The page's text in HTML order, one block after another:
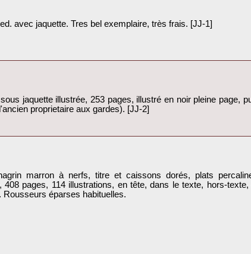
avec jaquette. Tres bel exemplaire, très frais. [JJ-1]‎
jaquette illustrée, 253 pages, illustré en noir pleine page,
proprietaire aux gardes). [JJ-2]‎
marron à nerfs, titre et caissons dorés, plats
408 pages, 114 illustrations, en tête, dans le texte, hors-
Rousseurs éparses habituelles.‎